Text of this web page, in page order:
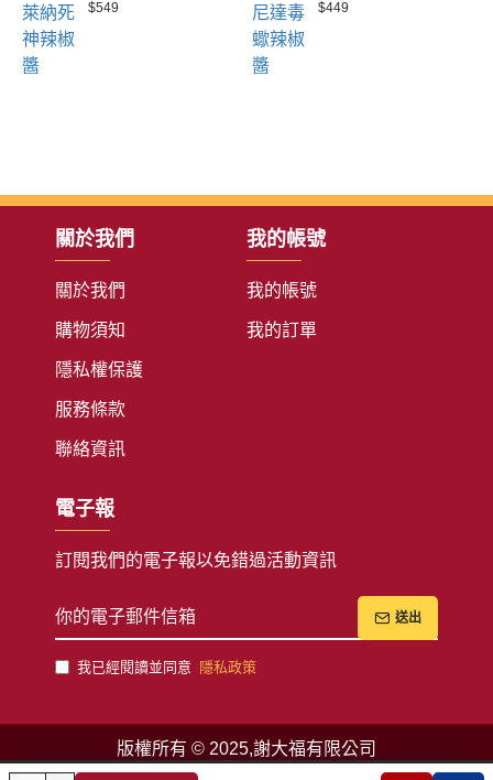
$549 $449
關於我們
關於我們
購物須知
隱私權保護
服務條款
聯絡資訊
我的帳號
我的帳號
我的訂單
電子報
訂閱我們的電子報以免錯過活動資訊
送出
我已經閱讀並同意 隱私政策
版權所有 © 2025,謝大福有限公司